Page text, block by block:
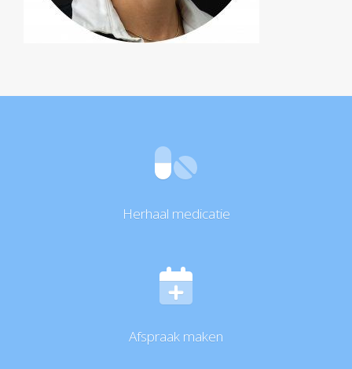
Herhaal medicatie
Afspraak maken